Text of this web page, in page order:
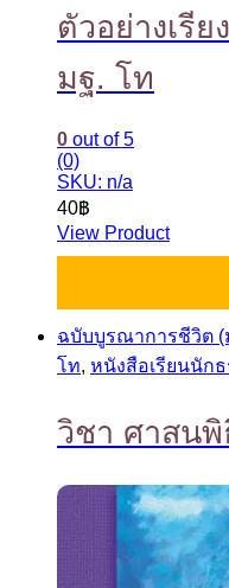
ตัวอย่างเรี
มฐ. โท
0 out of 5
(0)
SKU: n/a
40฿
View Product
ฉบับบูรณาการชีวิต (
โท, หนังสือเรียนนัก
วิชา ศาสน